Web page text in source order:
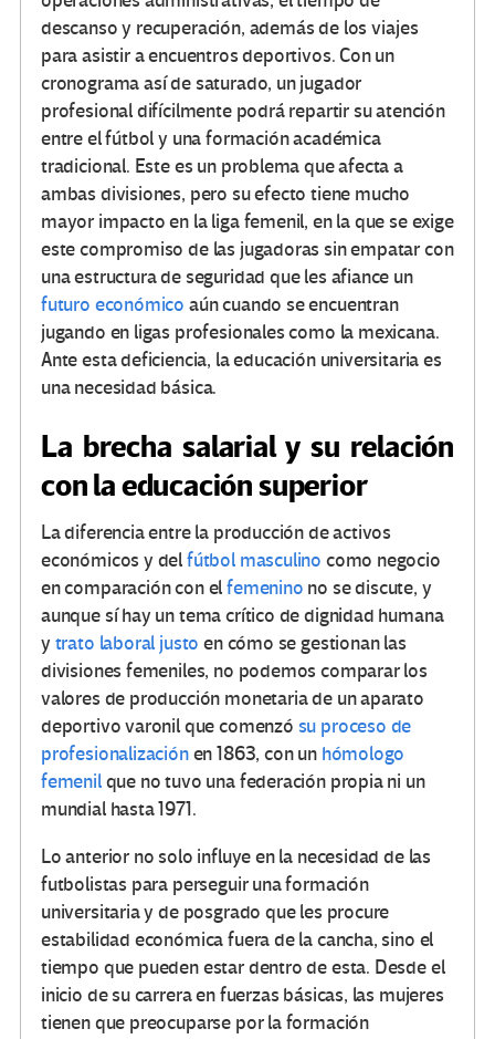
descanso y recuperación, además de los viajes
para asistir a encuentros deportivos. Con un
cronograma así de saturado, un jugador
profesional difícilmente podrá repartir su atención
entre el fútbol y una formación académica
tradicional. Este es un problema que afecta a
ambas divisiones, pero su efecto tiene mucho
mayor impacto en la liga femenil, en la que se exige
este compromiso de las jugadoras sin empatar con
una estructura de seguridad que les afiance un
futuro económico aún cuando se encuentran
jugando en ligas profesionales como la mexicana.
Ante esta deficiencia, la educación universitaria es
una necesidad básica.
La brecha salarial y su relación
con la educación superior
La diferencia entre la producción de activos
económicos y delfútbol masculino como negocio
en comparación con elfemenino no se discute, y
aunque sí hay un tema crítico de dignidad humana
y trato laboral justo en cómo se gestionan las
divisiones femeniles, no podemos comparar los
valores de producción monetaria de un aparato
deportivo varonil que comenzó su proceso de
profesionalizaciónen 1863, con unhómologo
femenilque no tuvo una federación propia ni un
mundial hasta 1971.
Lo anterior no solo influye en la necesidad de las
futbolistas para perseguir una formación
universitaria y de posgrado que les procure
estabilidad económica fuera de la cancha, sino el
tiempo que pueden estar dentro de esta. Desde el
inicio de su carrera en fuerzas básicas, las mujeres
tienen que preocuparse por la formación